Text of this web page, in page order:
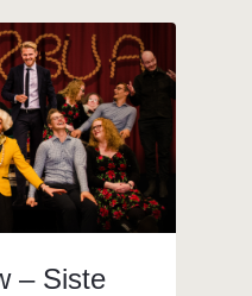
– Siste